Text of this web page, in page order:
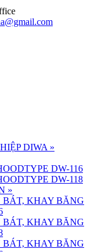
DIWA »
DW-116
DW-118
»
BÁT, KHAY BĂNG
BÁT, KHAY BĂNG
BÁT, KHAY BĂNG